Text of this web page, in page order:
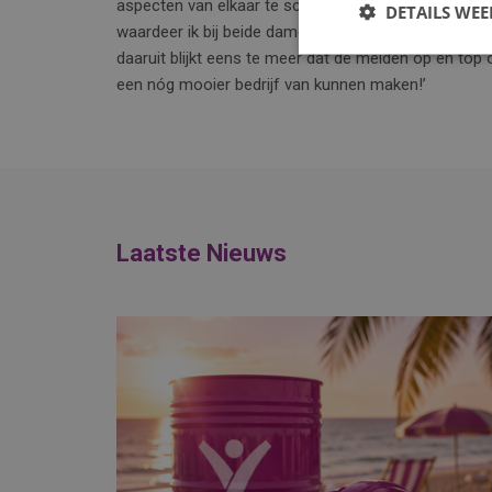
aspecten van elkaar te scheiden. Ondertussen
waardeer ik bij beide dames hun lach, humor en
daaruit blijkt eens te meer dat de meiden op en
een nóg mooier bedrijf van kunnen maken!’
Laatste Nieuws
DETAILS